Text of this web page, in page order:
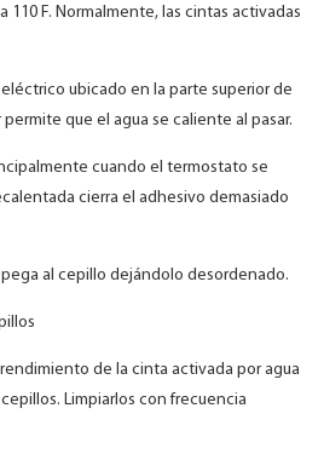
110 F. Normalmente, las cintas activadas
ubicado en la parte superior de
que el agua se caliente al pasar.
cuando el termostato se
cierra el adhesivo demasiado
al cepillo dejándolo desordenado.
de la cinta activada por agua
Limpiarlos con frecuencia